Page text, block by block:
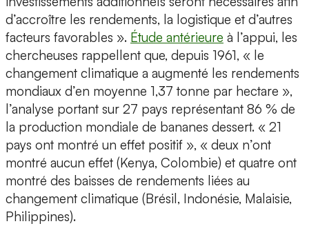
d’accroître les rendements, la logistique et d’autres
facteurs favorables ». Étude antérieure à l’appui, les
chercheuses rappellent que, depuis 1961, « le
changement climatique a augmenté les rendements
mondiaux d’en moyenne 1,37 tonne par hectare »,
l’analyse portant sur 27 pays représentant 86 % de
la production mondiale de bananes dessert. « 21
pays ont montré un effet positif », « deux n’ont
montré aucun effet (Kenya, Colombie) et quatre ont
montré des baisses de rendements liées au
changement climatique (Brésil, Indonésie, Malaisie,
Philippines).